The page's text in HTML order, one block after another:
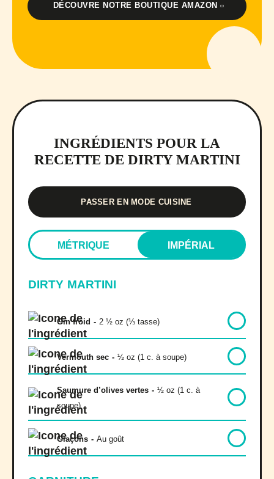
DÉCOUVRE NOTRE BOUTIQUE AMAZON
INGRÉDIENTS POUR LA
RECETTE DE DIRTY MARTINI
PASSER EN MODE CUISINE
MÉTRIQUE IMPÉRIAL
DIRTY MARTINI
Gin froid - 2 ½ oz (⅓ tasse)
Vermouth sec - ½ oz (1 c. à soupe)
Saumure d’olives vertes - ½ oz (1 c. à
soupe)
Glaçons - Au goût